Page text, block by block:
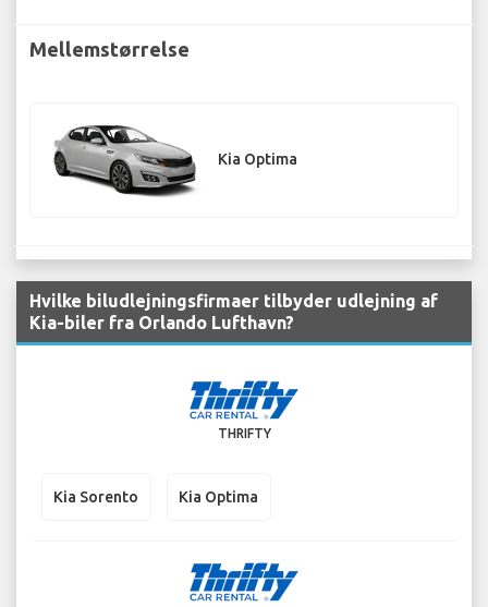
Mellemstørrelse
Kia Optima
Hvilke biludlejningsfirmaer tilbyder udlejning af
Kia-biler fra Orlando Lufthavn?
THRIFTY
Kia Sorento Kia Optima